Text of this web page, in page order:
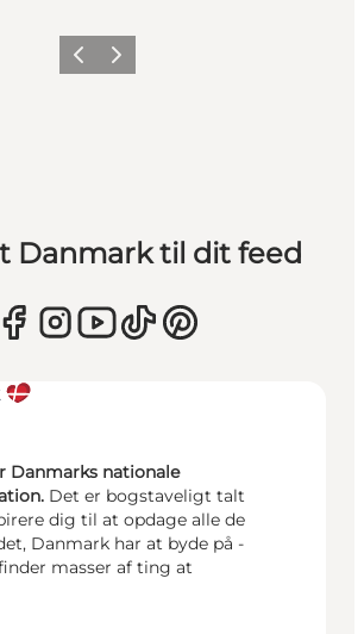
ForrigeNæste
Danmark til dit feed
Danmarks nationale
Det er bogstaveligt talt
dig til at opdage alle de
Danmark har at byde på -
masser af ting at